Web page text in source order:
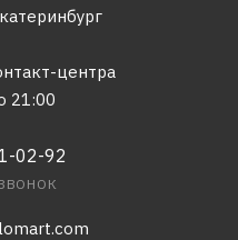
центра
21:00
02-92